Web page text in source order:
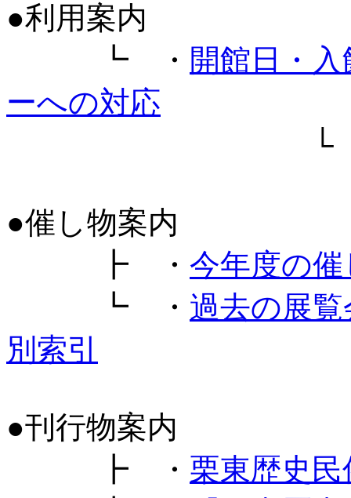
●利用案内
┗ ・ 開館日・
ーへの対応
└
●催し物案内
┣ ・ 今年度の
┗ ・ 過去の展
別索引
●刊行物案内
┣ ・ 栗東歴史